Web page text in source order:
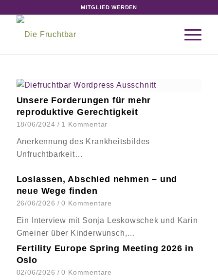
MITGLIED WERDEN
Unsere Forderungen für mehr
reproduktive Gerechtigkeit
18/06/2024 / 1 Kommentar
Anerkennung des Krankheitsbildes
Unfruchtbarkeit…
Loslassen, Abschied nehmen – und
neue Wege finden
26/06/2026 / 0 Kommentare
Ein Interview mit Sonja Leskowschek und Karin
Gmeiner über Kinderwunsch,…
Fertility Europe Spring Meeting 2026 in
Oslo
02/06/2026 / 0 Kommentare